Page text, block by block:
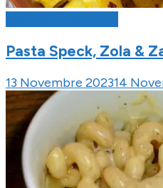
Pasta Speck, Zola &
13 Novembre 202314